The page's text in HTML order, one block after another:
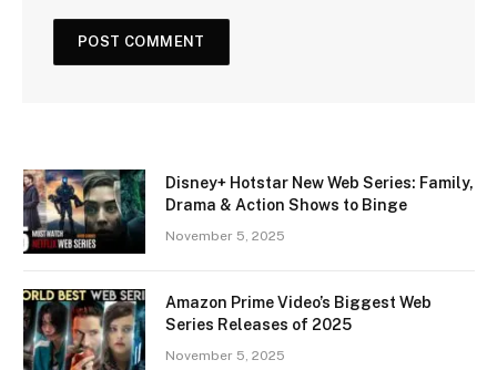
Disney+ Hotstar New Web Series: Family,
Drama & Action Shows to Binge
November 5, 2025
Amazon Prime Video’s Biggest Web
Series Releases of 2025
November 5, 2025